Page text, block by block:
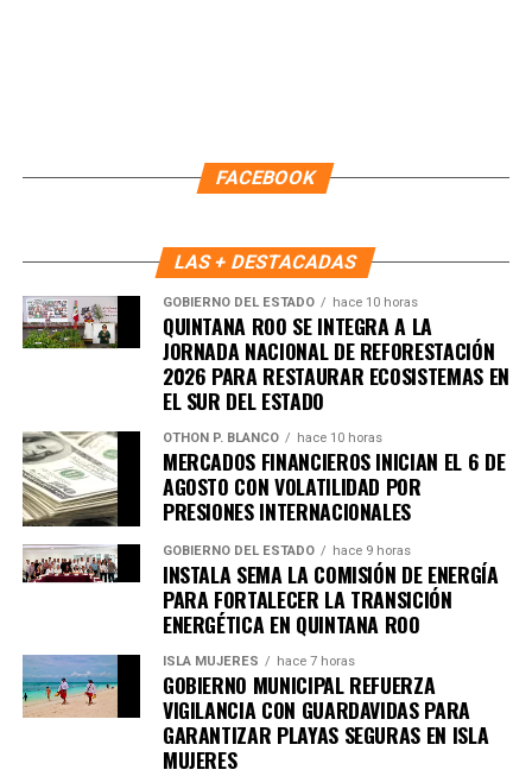
FACEBOOK
LAS + DESTACADAS
GOBIERNO DEL ESTADO hace 10 horas
QUINTANA ROO SE INTEGRA A LA
JORNADA NACIONAL DE REFORESTACIÓN
2026 PARA RESTAURAR ECOSISTEMAS EN
EL SUR DEL ESTADO
OTHON P. BLANCO hace 10 horas
MERCADOS FINANCIEROS INICIAN EL 6 DE
AGOSTO CON VOLATILIDAD POR
PRESIONES INTERNACIONALES
GOBIERNO DEL ESTADO hace 9 horas
INSTALA SEMA LA COMISIÓN DE ENERGÍA
PARA FORTALECER LA TRANSICIÓN
ENERGÉTICA EN QUINTANA ROO
ISLA MUJERES hace 7 horas
GOBIERNO MUNICIPAL REFUERZA
VIGILANCIA CON GUARDAVIDAS PARA
GARANTIZAR PLAYAS SEGURAS EN ISLA
MUJERES